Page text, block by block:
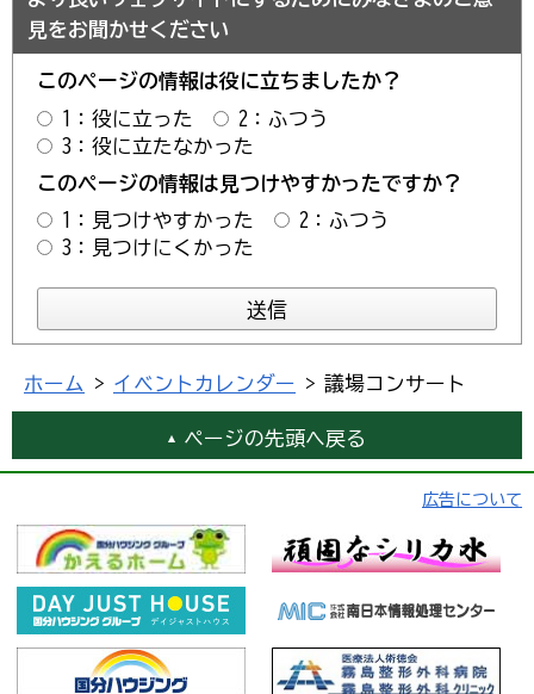
見をお聞かせください
このページの情報は役に立ちましたか？
1：役に立った
2：ふつう
3：役に立たなかった
このページの情報は見つけやすかったですか？
1：見つけやすかった
2：ふつう
3：見つけにくかった
ホーム > イベントカレンダー > 議場コンサート
ページの先頭へ戻る
広告について